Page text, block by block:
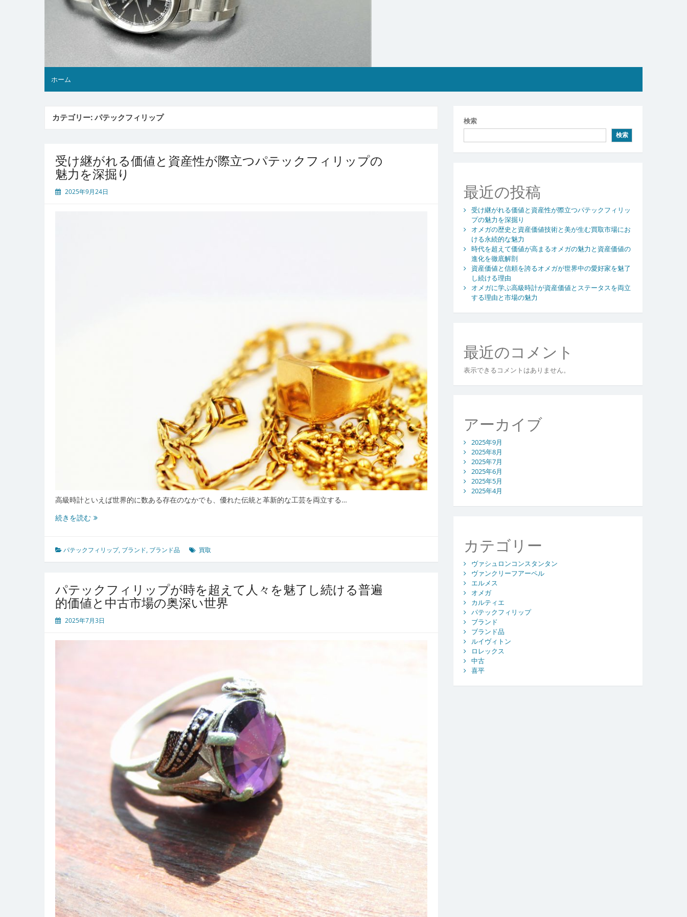
ホーム
カテゴリー:パテックフィリップ
受け継がれる価値と資産性が際立つパテックフィリップの
魅力を深掘り
2025年9月24日
高級時計といえば世界的に数ある存在のなかでも、優れた伝統と革新的な工芸を両立する…
続きを読む受
が
れ
値
と
産
を
掘
り
パテックフィリップ, ブランド, ブランド品 買取
パテックフィリップが時を超えて人々を魅了し続ける普遍
的価値と中古市場の奥深い世界
2025年7月3日
検索
検索
最近の投稿
受け継がれる価値と資産性が際立つパテックフィリッ
プの魅力を深掘り
オメガの歴史と資産価値技術と美が生む買取市場にお
ける永続的な魅力
時代を超えて価値が高まるオメガの魅力と資産価値の
進化を徹底解剖
資産価値と信頼を誇るオメガが世界中の愛好家を魅了
し続ける理由
オメガに学ぶ高級時計が資産価値とステータスを両立
する理由と市場の魅力
最近のコメント
表示できるコメントはありません。
アーカイブ
2025年9月
2025年8月
2025年7月
2025年6月
2025年5月
2025年4月
カテゴリー
ヴァシュロンコンスタンタン
ヴァンクリーフアーペル
エルメス
オメガ
カルティエ
パテックフィリップ
ブランド
ブランド品
ルイヴィトン
ロレックス
中古
喜平